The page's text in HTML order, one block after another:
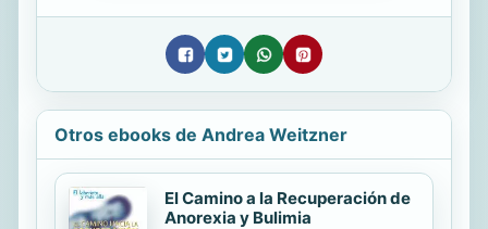
Otros ebooks de Andrea Weitzner
El Camino a la Recuperación de
Anorexia y Bulimia